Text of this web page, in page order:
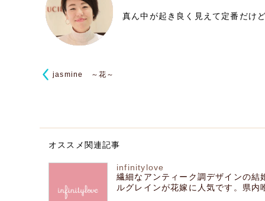
真ん中が起き良く見えて定番だけ
jasmine ～花～
オススメ関連記事
infinitylove
繊細なアンティーク調デザインの結
ルグレインが花嫁に人気です。県